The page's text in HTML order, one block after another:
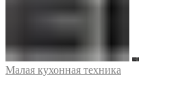
Малая кухонная техника